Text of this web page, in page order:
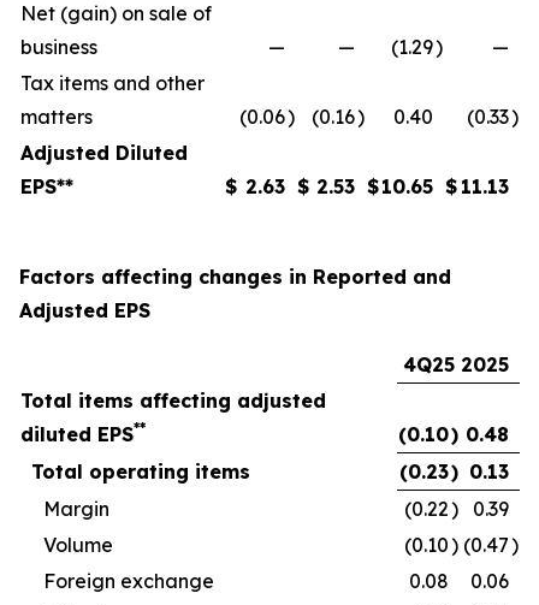
Net (gain) on sale of
business
— — (1.29)
—
Tax items and other
matters
(0.06) (0.16) 0.40 (0.33)
Adjusted Diluted
EPS**
$ 2.63 $ 2.53 $10.65 $ 11.13
Factors affecting changes in Reported and
Adjusted EPS
4Q25 2025
Total items affecting adjusted
diluted EPS** (0.10) 0.48
Total operating items
(0.23) 0.13
Margin
(0.22)
0.39
Volume
(0.10) (0.47)
Foreign exchange
0.08
0.06